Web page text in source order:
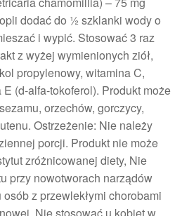
dodać do ½ szklanki wody o
i wypić. Stosować 3 raz
z wyżej wymienionych ziół,
propylenowy, witamina C,
(d-alfa-tokoferol). Produkt może
orzechów, gorczycy,
Ostrzeżenie: Nie należy
porcji. Produkt nie może
zróżnicowanej diety, Nie
przy nowotworach narządów
z przewlekłymi chorobami
Nie stosować u kobiet w